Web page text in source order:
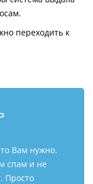
переходить к
Вам нужно.
спам и не
Просто